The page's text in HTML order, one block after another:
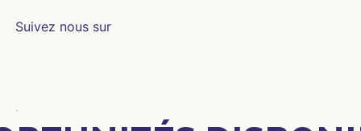
Suivez nous sur